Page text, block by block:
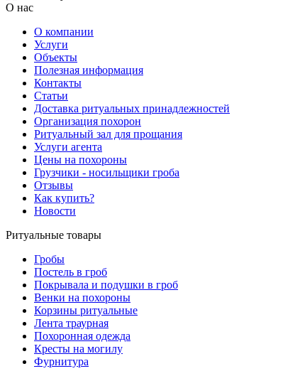
О нас
О компании
Услуги
Объекты
Полезная информация
Контакты
Статьи
Доставка ритуальных принадлежностей
Организация похорон
Ритуальный зал для прощания
Услуги агента
Цены на похороны
Грузчики - носильщики гроба
Отзывы
Как купить?
Новости
Ритуальные товары
Гробы
Постель в гроб
Покрывала и подушки в гроб
Венки на похороны
Корзины ритуальные
Лента траурная
Похоронная одежда
Кресты на могилу
Фурнитура